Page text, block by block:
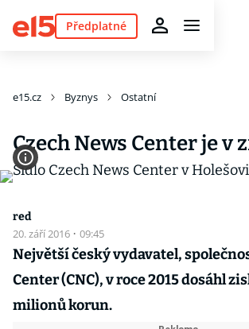
Předplatné
e15.cz Byznys Ostatní
Czech News Center je v
red
20. září 2016 · 09:45
Největší český vydavatel,
Center (CNC), v roce 2015 dosáhl
milionů korun.